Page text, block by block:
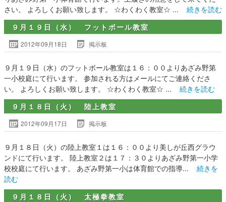
さい。 よろしくお願い致します。 ☆わくわく教室☆ ... 続きを読む
９月１９日（水） フットボール教室
2012年09月18日 掲示板
９月１９日（水）のフットボール教室は１６：００よりあざみ野第
一小校庭にて行います。 参加される方はメールにてご連絡くださ
い。 よろしくお願い致します。 ☆わくわく教室☆ ... 続きを読む
９月１８日（火） 陸上教室
2012年09月17日 掲示板
９月１８日（火）の陸上教室１は１６：００より美しが丘西グラウ
ンドにて行います。 陸上教室２は１７：３０よりあざみ野第一小学
校校庭にて行います。 あざみ野第一小は体育館での指導... 続きを
読む
９月１８日（火） 太極拳教室